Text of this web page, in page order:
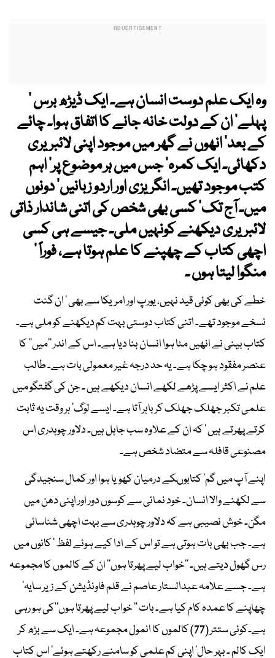
وہ ایک علم دوست انسان ہے۔ ایک ڈیڑھ برس ‘
پہلے‘ ان کے دولت خانہ جانے کا اتفاق ہوا۔ چائے
کے بعد‘ انھوں نے گھر میں موجود اپنی لائبریری
دکھائی۔ ایک کمرہ‘ جس میں ہر موضوع پر‘ اہم
کتب موجود تھیں۔ انگریزی اور اردو زبانیں‘ دونوں
میں۔ آج تک‘ کسی بھی شخص کی اتنی شاندار ذاتی
لائبریری دیکھنے کونہیں ملی۔ جیسے ہی کسی
اچھی کتاب کے چھپنے کا علم ہوتا ہے، فوراً ‘
منگوا لیتا ہوں ۔
خطے کی بھی کوئی قید نہیں، یورپ اور امریکا سے بھی ‘ ان گنت
نسخے موجود تھے۔ اتنی کتاب دوستی بہت کم دیکھنے کو ملی ہے۔
کتاب بینی نے انھیں مٹا ہوا انسان بنا دیا ہے۔ اس کے اندر ’’میں‘‘ کا
عنصر مفقود ہو چکا ہے۔ یہ حد درجہ غیر معمولی بات ہے۔ طالب
علم نے اکثر ایسے پڑھے لکھے انسان دیکھے ہیں ۔ جن کی گفتگو میں
علمی تکبر جھلک جھلک کر باہر آتا ہے۔ ایسے لوگ‘ ہر وقت یہ ثابت
کرتے پھرتے ہیں ‘ کہ ان کے علاوہ سب جاہل ہیں۔ دلاور چوہدری اس
مصنوعی قافلہ سے متضاد شخص ہے۔
اپنے آپ میں گم‘ کتابوںکے درمیان کھویا ہوا اور کمال سنجیدگی
سے لکھنے والا انسان۔ خود نمائی سے کوسوں دور اور اپنی دھن میں
مگن۔ خوش نصیبی ہے کہ دلاور چوہدری سے بہت اچھی شناسائی
ہے۔ جب بھی بات ہوتی ہے تو اس کے ادا کیے ہوئے لفظ ‘ کانوں میں
رس گھول دیتے ہیں۔ ’’خواب لیے پھرتا ہوں‘‘ ان کے کالموں کا مجموعہ
ہے۔ جسے علامہ عبدالستار عاصم نے قلم فاونڈیشن کے زیر سایہ‘
چھاپنے کا عمدہ کام کیا ہے۔ بات ’’ خواب لیے پھرتا ہوں‘‘کی ہو رہی
ہے۔کوئی ستتر (77) کالموں کا انمول مجموعہ ہے۔ ایک سے بڑھ کر
ایک کالم ۔ بہر حال‘ اپنی کم علمی کو سامنے رکھتے ہوئے‘ اس کتاب